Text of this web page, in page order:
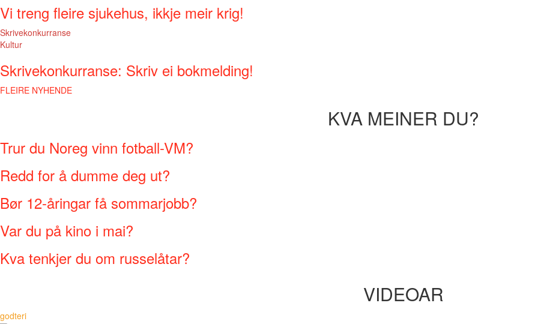
Vi treng fleire sjukehus, ikkje meir krig!
Skrivekonkurranse
Kultur
Skrivekonkurranse: Skriv ei bokmelding!
FLEIRE NYHENDE
KVA MEINER DU?
Trur du Noreg vinn fotball-VM?
Redd for å dumme deg ut?
Bør 12-åringar få sommarjobb?
Var du på kino i mai?
Kva tenkjer du om russelåtar?
VIDEOAR
godteri